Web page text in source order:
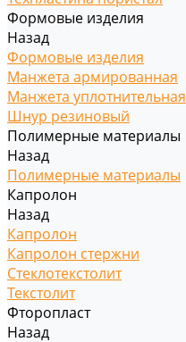
Формовые изделия
Назад
Формовые изделия
Манжета армированная
Манжета уплотнительная
Шнур резиновый
Полимерные материалы
Назад
Полимерные материалы
Капролон
Назад
Капролон
Капролон стержни
Стеклотекстолит
Текстолит
Фторопласт
Назад